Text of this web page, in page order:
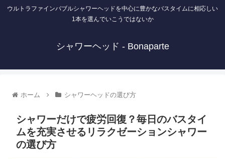
ウルトラファインバブルシャワーヘッドを中心に豊かなバスタイムに相応しい
1本を選んでいこうではないか
シャワーヘッド - Bonaparte
ホーム シャワーヘッドの選び方
シャワーだけで疲労回復？毎日のバスタイ
ムを充実させるリラクゼーションシャワー
の選び方